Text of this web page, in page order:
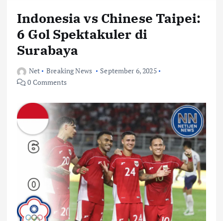
Indonesia vs Chinese Taipei:
6 Gol Spektakuler di
Surabaya
Net Breaking News
September 6, 2025
0 Comments